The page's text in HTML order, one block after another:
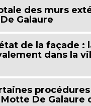
des murs
Galaure
de la façade :
dans la
De Galaure